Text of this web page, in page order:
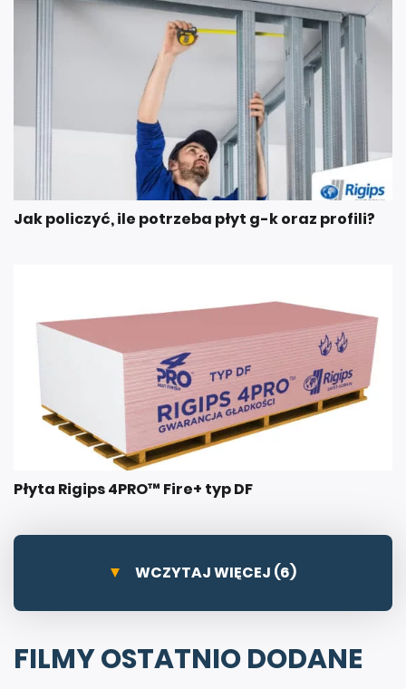
Jak policzyć, ile potrzeba płyt g-k oraz profili?
Płyta Rigips 4PRO™ Fire+ typ DF
WCZYTAJ WIĘCEJ (6)
FILMY OSTATNIO DODANE